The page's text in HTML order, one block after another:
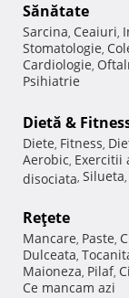
Sănătate
Sarcina, Ceaiuri,
Stomatologie,
Cardiologie,
Psihiatrie
Dietă &
Diete, Fitness,
Aerobic, Exercitii
disociata, Silueta,
Reţete
Mancare, Paste,
Dulceata,
Maioneza, Pilaf,
Ce mancam azi